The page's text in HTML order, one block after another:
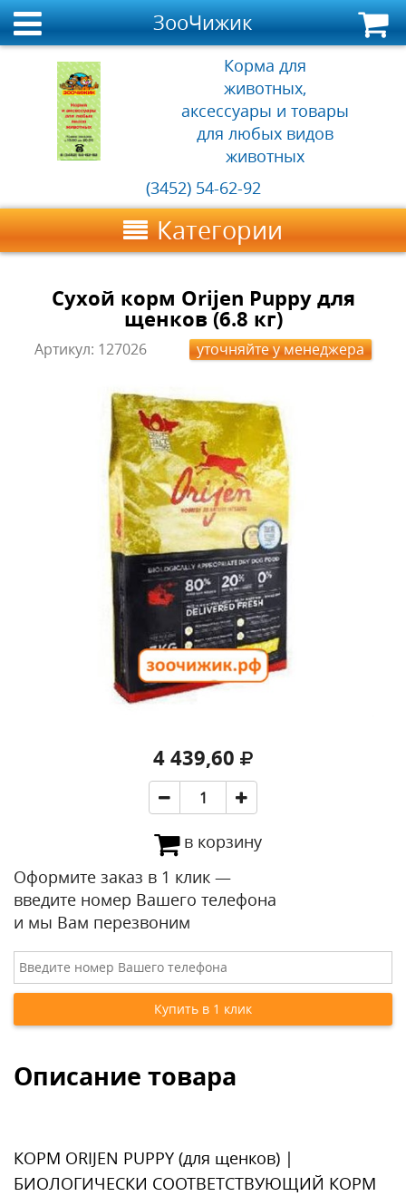
ЗооЧижик
Корма для
животных,
аксессуары и товары
для любых видов
животных
(3452) 54-62-92
Категории
Сухой корм Orijen Puppy для
щенков (6.8 кг)
Артикул: 127026 уточняйте у менеджера
4 439,60
в корзину
Оформите заказ в 1 клик —
введите номер Вашего телефона
и мы Вам перезвоним
Описание товара
КОРМ ORIJEN PUPPY (для щенков) |
БИОЛОГИЧЕСКИ СООТВЕТСТВУЮЩИЙ КОРМ